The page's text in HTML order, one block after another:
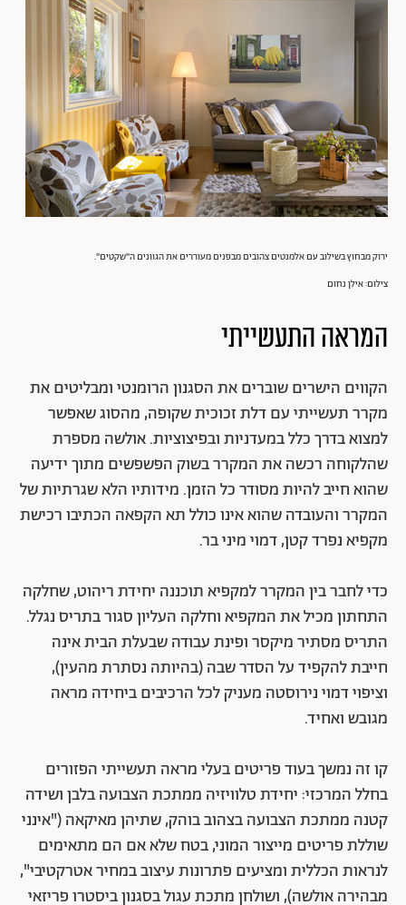
ירוק מבחוץ בשילוב עם אלמנטים צהובים מבפנים מעוררים את הגוונים ה"שקטים".
צילום: אילן נחום
המראה התעשייתי
הקווים הישרים שוברים את הסגנון הרומנטי ומבליטים את
מקרר תעשייתי עם דלת זכוכית שקופה, מהסוג שאפשר
למצוא בדרך כלל במעדניות ובפיצוציות. אולשה מספרת
שהלקוחה רכשה את המקרר בשוק הפשפשים מתוך ידיעה
שהוא חייב להיות מסודר כל הזמן. מידותיו הלא שגרתיות של
המקרר והעובדה שהוא אינו כולל תא הקפאה הכתיבו רכישת
מקפיא נפרד קטן, דמוי מיני בר.
כדי לחבר בין המקרר למקפיא תוכננה יחידת ריהוט, שחלקה
התחתון מכיל את המקפיא וחלקה העליון סגור בתריס נגלל.
התריס מסתיר מיקסר ופינת עבודה שבעלת הבית אינה
חייבת להקפיד על הסדר שבה (בהיותה נסתרת מהעין),
וציפוי דמוי נירוסטה מעניק לכל הרכיבים ביחידה מראה
מגובש ואחיד.
קו זה נמשך בעוד פריטים בעלי מראה תעשייתי הפזורים
בחלל המרכזי: יחידת טלוויזיה ממתכת הצבועה בלבן ושידה
קטנה ממתכת הצבועה בצהוב בוהק, שתיהן מאיקאה ("אינני
שוללת פריטים מייצור המוני, בטח שלא אם הם מתאימים
לנראות הכללית ומציעים פתרונות עיצוב במחיר אטרקטיבי",
מבהירה אולשה), ושולחן מתכת עגול בסגנון ביסטרו פריזאי